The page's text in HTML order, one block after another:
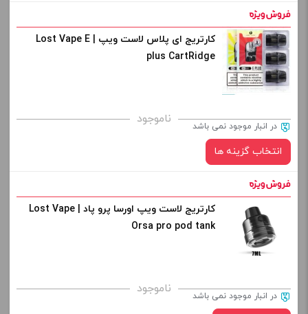
افزودن به سبد خرید
کارتریج ای پلاس لاست ویپ | Lost Vape E
plus CartRidge
ناموجود در انبار موجود نمی باشد
انتخاب گزینه ها
نوع کویل :
برای فعال شدن سبد خرید و نمایش قیمت ، گزینه های محصول را
از کادر بالا انتخاب کنید.
کارتریج لاست ویپ اورسا پرو پاد | Lost Vape
Orsa pro pod tank
ناموجود در انبار موجود نمی باشد